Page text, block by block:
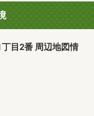
目2番 周辺地図情